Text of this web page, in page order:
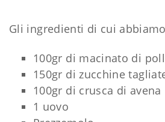
Gli ingredienti di cui
100gr di macinato di
150gr di zucchine
100gr di crusca di avena
1 uovo